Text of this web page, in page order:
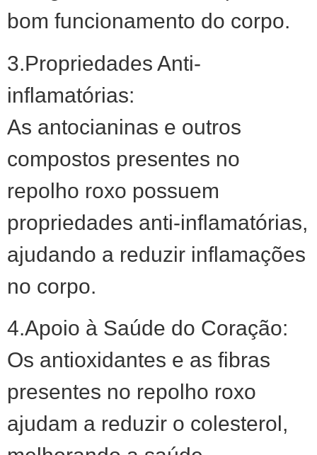
bom funcionamento do corpo.
3.Propriedades Anti-
inflamatórias:
As antocianinas e outros
compostos presentes no
repolho roxo possuem
propriedades anti-inflamatórias,
ajudando a reduzir inflamações
no corpo.
4.Apoio à Saúde do Coração:
Os antioxidantes e as fibras
presentes no repolho roxo
ajudam a reduzir o colesterol,